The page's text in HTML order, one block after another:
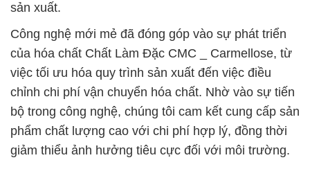
sản xuất.
Công nghệ mới mẻ đã đóng góp vào sự phát triển
của hóa chất Chất Làm Đặc CMC _ Carmellose, từ
việc tối ưu hóa quy trình sản xuất đến việc điều
chỉnh chi phí vận chuyển hóa chất. Nhờ vào sự tiến
bộ trong công nghệ, chúng tôi cam kết cung cấp sản
phẩm chất lượng cao với chi phí hợp lý, đồng thời
giảm thiểu ảnh hưởng tiêu cực đối với môi trường.